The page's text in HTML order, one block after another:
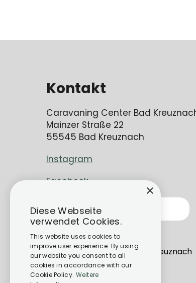
Kontakt
Caravaning Center Bad
Mainzer Straße 22
55545 Bad Kreuznach
Instagram
Facebook
Kontakt
info@cc-bk.de
Mainzer Str. 22, 55545 Bad Kreuznach
×
Diese Webseite
verwendet Cookies.
This website uses cookies to
improve user experience. By using
our website you consent to all
cookies in accordance with our
Cookie Policy. Weitere